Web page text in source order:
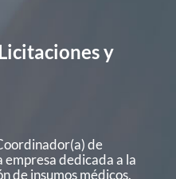
y
de
dedicada a la
de insumos médicos.